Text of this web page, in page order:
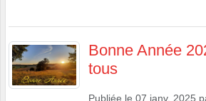
Bonne Année
tous
Publiée le 07 janv. 2025